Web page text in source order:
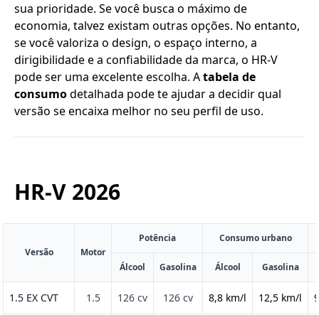
sua prioridade. Se você busca o máximo de
economia, talvez existam outras opções. No entanto,
se você valoriza o design, o espaço interno, a
dirigibilidade e a confiabilidade da marca, o HR-V
pode ser uma excelente escolha. Atabela de
consumodetalhada pode te ajudar a decidir qual
versão se encaixa melhor no seu perfil de uso.
HR-V 2026
Versão Motor
Potência Consumo urbano
Álcool Gasolina Álcool Gasolina
1.5 EX CVT 1.5 126 cv 126 cv 8,8 km/l 12,5 km/l